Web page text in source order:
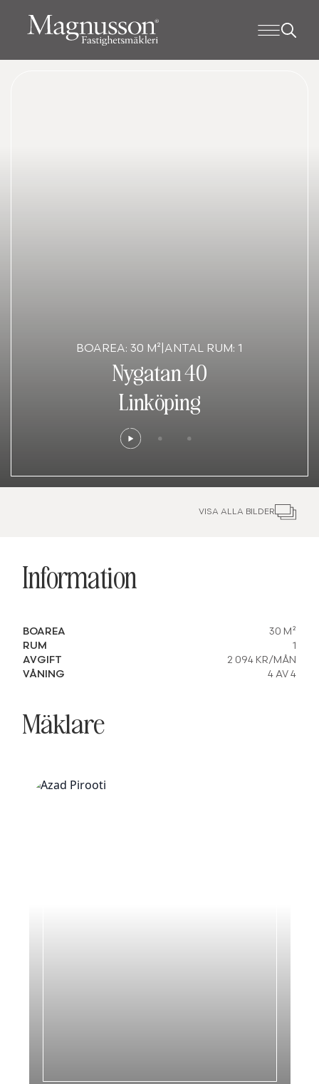
BOAREA: 30 M² ANTAL RUM: 1
Nygatan 40
Linköping
VISA ALLA BILDER
Information
BOAREA
30 M²
RUM
1
AVGIFT
2 094 KR/MÅN
VÅNING
4 AV 4
Mäklare